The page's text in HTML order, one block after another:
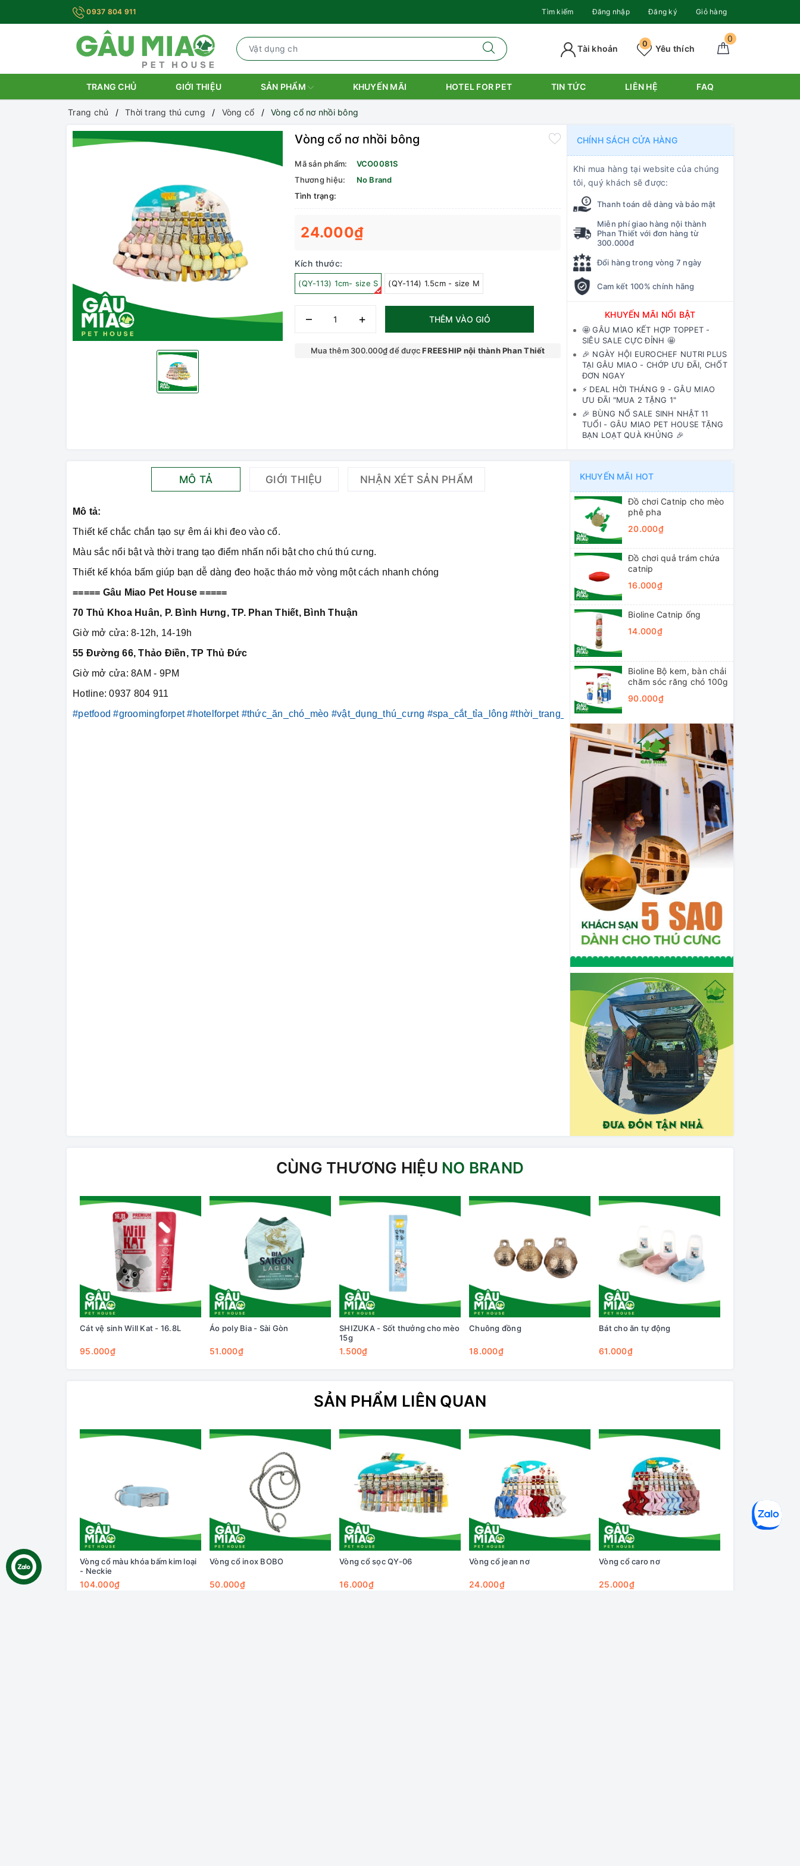
0937 804 911 Tìm kiếm Đăng nhập Đăng ký Giỏ hàng
0
Yêu thích
0
Tài khoản
TRANG CHỦ GIỚI THIỆU SẢN PHẨM KHUYẾN MÃI HOTEL FOR PET TIN TỨC LIÊN HỆ FAQ
Trang chủ Thời trang thú cưng Vòng cổ Vòng cổ nơ nhồi bông
Vòng cổ nơ nhồi bông
Mã sản phẩm:
VCO0081S
Thương hiệu:
No Brand
Tình trạng:
24.000₫
Kích thước:
(QY-113) 1cm- size S (QY-114) 1.5cm - size M
– + THÊM VÀO GIỎ
Mua thêm 300.000₫ để đượcFREESHIP nội thành Phan Thiết
CHÍNH SÁCH CỬA HÀNG
Khi mua hàng tại website của chúng
tôi, quý khách sẽ được:
Thanh toán dễ dàng và bảo mật
Miễn phí giao hàng nội thành
Phan Thiết với đơn hàng từ
300.000đ
Đổi hàng trong vòng 7 ngày
Cam kết 100% chính hãng
KHUYẾN MÃI NỔI BẬT
🤩 GÂU MIAO KẾT HỢP TOPPET -
SIÊU SALE CỰC ĐỈNH 🤩
🎉 NGÀY HỘI EUROCHEF NUTRI PLUS
TẠI GÂU MIAO - CHỚP ƯU ĐÃI, CHỐT
ĐƠN NGAY
⚡️ DEAL HỜI THÁNG 9 - GÂU MIAO
ƯU ĐÃI "MUA 2 TẶNG 1"
🎉 BÙNG NỔ SALE SINH NHẬT 11
TUỔI - GÂU MIAO PET HOUSE TẶNG
BẠN LOẠT QUÀ KHỦNG 🎉
MÔ TẢ GIỚI THIỆU NHẬN XÉT SẢN PHẨM
Mô tả:
Thiết kế chắc chắn tạo sự êm ái khi đeo vào cổ.
Màu sắc nổi bật và thời trang tạo điểm nhấn nổi bật cho chú thú cưng.
Thiết kế khóa bấm giúp bạn dễ dàng đeo hoặc tháo mở vòng một cách nhanh chóng
===== Gâu Miao Pet House =====
70 Thủ Khoa Huân, P. Bình Hưng, TP. Phan Thiết, Bình Thuận
Giờ mở cửa: 8-12h, 14-19h
55 Đường 66, Thảo Điền, TP Thủ Đức
Giờ mở cửa: 8AM - 9PM
Hotline: 0937 804 911
#petfood #groomingforpet #hotelforpet #thức_ăn_chó_mèo #vật_dụng_thú_cưng #spa_cắt_tỉa_lông #thời_trang_thú_cưng #khách_sạn_thú_cưng
KHUYẾN MÃI HOT
Đồ chơi Catnip cho mèo
phê pha
20.000₫
Đồ chơi quả trám chứa
catnip
16.000₫
Bioline Catnip ống
14.000₫
Bioline Bộ kem, bàn chải
chăm sóc răng chó 100g
90.000₫
CÙNG THƯƠNG HIỆU NO BRAND
Cát vệ sinh Will Kat - 16.8L
95.000₫
Áo poly Bia - Sài Gòn
51.000₫
SHIZUKA - Sốt thưởng cho mèo
15g
1.500₫
Chuông đồng
18.000₫
Bát cho ăn tự động
61.000₫
SẢN PHẨM LIÊN QUAN
Vòng cổ màu khóa bấm kim loại
- Neckie
104.000₫
Vòng cổ inox BOBO
50.000₫
Vòng cổ sọc QY-06
16.000₫
Vòng cổ jean nơ
24.000₫
Vòng cổ caro nơ
25.000₫